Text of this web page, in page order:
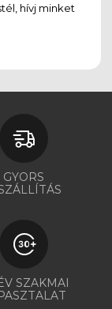
hívj minket
GYORS
SZAKMAI